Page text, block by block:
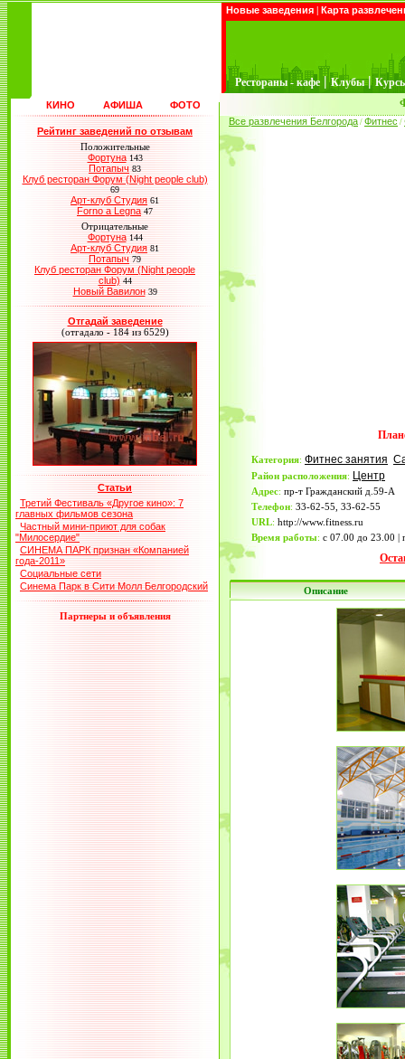
Новые заведения | Карта
Рестораны - кафе | Клубы |
КИНО АФИША ФОТО
Рейтинг заведений по отзывам
Положительные
Фортуна 143
Потапыч 83
Клуб ресторан Форум (Night people club)
69
Арт-клуб Студия 61
Forno a Legna 47
Отрицательные
Фортуна 144
Арт-клуб Студия 81
Потапыч 79
Клуб ресторан Форум (Night people
club) 44
Новый Вавилон 39
Отгадай заведение
(отгадало - 184 из 6529)
Статьи
Третий Фестиваль «Другое кино»: 7
главных фильмов сезона
Частный мини-приют для собак
"Милосердие"
СИНЕМА ПАРК признан «Компанией
года-2011»
Социальные сети
Синема Парк в Сити Молл Белгородский
Партнеры и объявления
Все развлечения Белгорода / Фитнес /
Категория: Фитнес занятия
Район расположения: Центр
Адрес: пр-т Гражданский д.59-А
Телефон: 33-62-55, 33-62-55
URL: http://www.fitness.ru
Время работы: с 07.00 до 23.00 |
Описание